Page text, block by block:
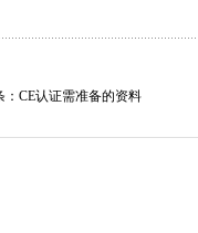
：CE认证需准备的资料